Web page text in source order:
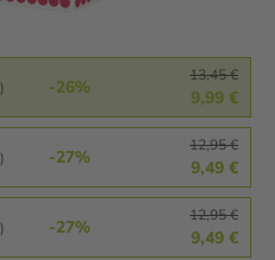
-27%
12,95 €
9,49 €
-27%
12,95 €
9,49 €
-26%
13,45 €
9,99 €